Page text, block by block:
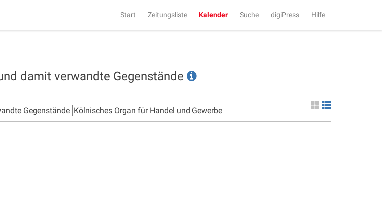
Start Zeitungsliste Kalender Suche digiPress Hilfe
damit verwandte Gegenstände
Gegenstände Kölnisches Organ für Handel und Gewerbe